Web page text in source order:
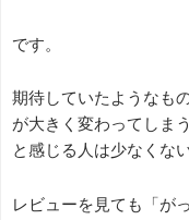
です。
期待していたようなも
が大きく変わってしま
と感じる人は少なくな
レビューを見ても「が